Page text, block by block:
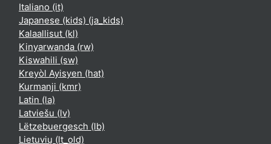
Italiano ‎(it)‎
Japanese (kids) ‎(ja_kids)‎
Kalaallisut ‎(kl)‎
Kinyarwanda ‎(rw)‎
Kiswahili ‎(sw)‎
Kreyòl Ayisyen ‎(hat)‎
Kurmanji ‎(kmr)‎
Latin ‎(la)‎
Latviešu ‎(lv)‎
Lëtzebuergesch ‎(lb)‎
Lietuvių ‎(lt_old)‎